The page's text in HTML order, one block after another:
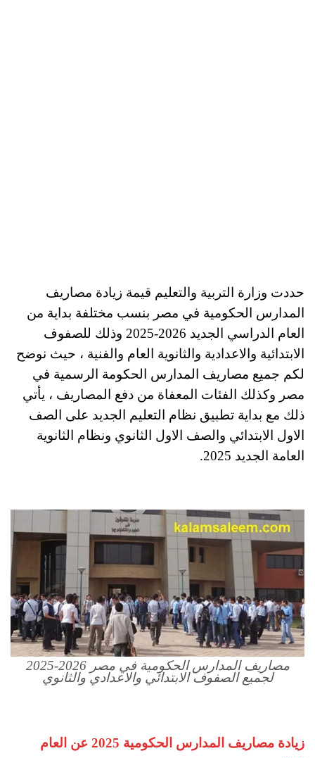
حددت وزارة التربية والتعليم قيمة زيادة مصاريف
المدارس الحكومية في مصر بنسب مختلفة بداية من
العام الدراسي الجديد 2026-2025 وذلك للصفوف
الابتدائية والاعدادية والثانوية العام والفنية ، حيث نوضح
لكم جميع مصاريف المدارس الحكومة الرسمية في
مصر وكذلك الفئات المعفاة من دفع المصاريف ، يأتي
ذلك مع بداية تطبيق نظام التعليم الجديد على الصف
الاول الابتدائي والصف الاول الثانوي ونظام الثانوية
العامة الجديد 2025.
مصاريف المدارس الحكومية في مصر 2026-2025
لجميع الصفوف الابتدائي والاعدادي والثانوي
زيادة مصاريف المدارس الحكومية 2025 عن العام